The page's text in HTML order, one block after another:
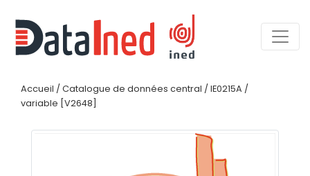
Accueil / Catalogue de données central / IE0215A /
variable [V2648]